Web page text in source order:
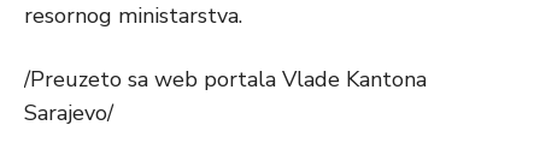
resornog ministarstva.
/Preuzeto sa web portala Vlade Kantona
Sarajevo/